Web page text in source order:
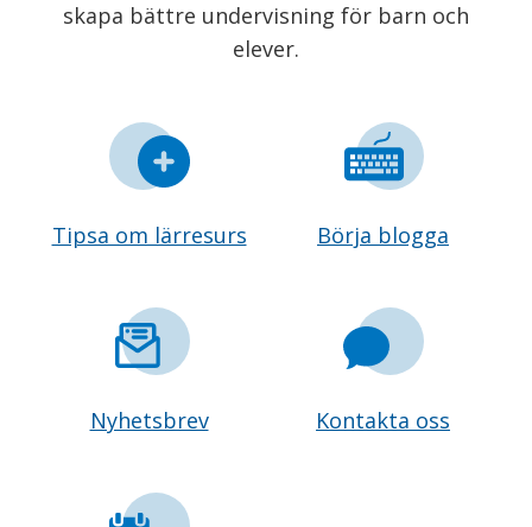
skapa bättre undervisning för barn och
elever.
Tipsa om lärresurs Börja blogga
Nyhetsbrev Kontakta oss